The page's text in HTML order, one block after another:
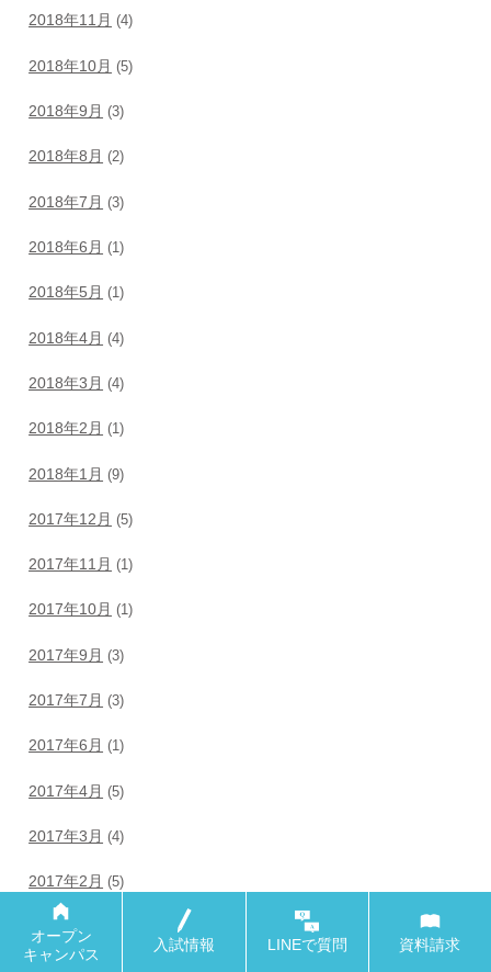
2018年11月 (4)
2018年10月 (5)
2018年9月 (3)
2018年8月 (2)
2018年7月 (3)
2018年6月 (1)
2018年5月 (1)
2018年4月 (4)
2018年3月 (4)
2018年2月 (1)
2018年1月 (9)
2017年12月 (5)
2017年11月 (1)
2017年10月 (1)
2017年9月 (3)
2017年7月 (3)
2017年6月 (1)
2017年4月 (5)
2017年3月 (4)
2017年2月 (5)
2017年1月
オープン
キャンパス
入試情報 LINEで質問 資料請求
オープン
キャンパス
入試情報 LINEで質問 資料請求